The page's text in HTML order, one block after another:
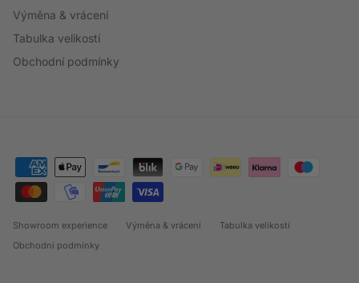
Výměna & vrácení
Tabulka velikostí
Obchodní podmínky
Showroom experience Výměna & vrácení
Tabulka velikostí
Obchodní podmínky